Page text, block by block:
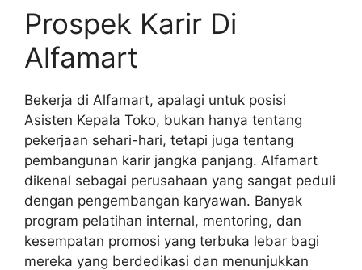
Prospek Karir Di
Alfamart
Bekerja di Alfamart, apalagi untuk posisi
Asisten Kepala Toko, bukan hanya tentang
pekerjaan sehari-hari, tetapi juga tentang
pembangunan karir jangka panjang. Alfamart
dikenal sebagai perusahaan yang sangat peduli
dengan pengembangan karyawan. Banyak
program pelatihan internal, mentoring, dan
kesempatan promosi yang terbuka lebar bagi
mereka yang berdedikasi dan menunjukkan